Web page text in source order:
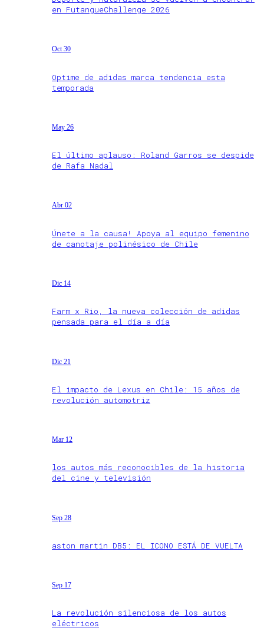
en FutangueChallenge 2026
Oct 30
Optime de adidas marca tendencia esta
temporada
May 26
El último aplauso: Roland Garros se despide
de Rafa Nadal
Abr 02
Únete a la causa! Apoya al equipo femenino
de canotaje polinésico de Chile
Dic 14
Farm x Rio, la nueva colección de adidas
pensada para el día a día
Dic 21
El impacto de Lexus en Chile: 15 años de
revolución automotriz
Mar 12
los autos más reconocibles de la historia
del cine y televisión
Sep 28
aston martin DB5: EL ICONO ESTÁ DE VUELTA
Sep 17
La revolución silenciosa de los autos
eléctricos